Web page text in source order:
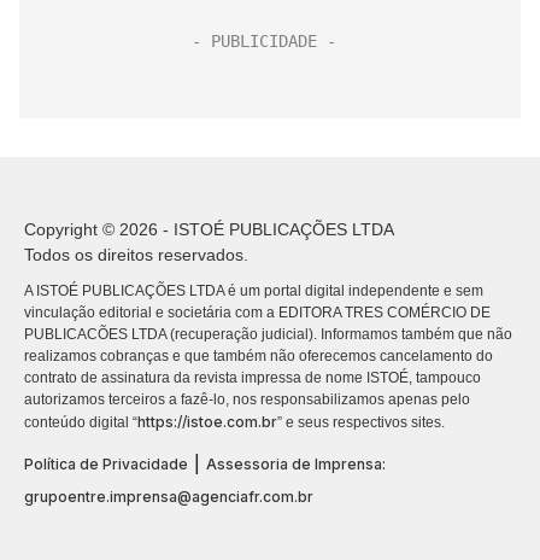
Copyright © 2026 - ISTOÉ PUBLICAÇÕES LTDA
Todos os direitos reservados.
A ISTOÉ PUBLICAÇÕES LTDA é um portal digital independente e sem
vinculação editorial e societária com a EDITORA TRES COMÉRCIO DE
PUBLICACÕES LTDA (recuperação judicial). Informamos também que não
realizamos cobranças e que também não oferecemos cancelamento do
contrato de assinatura da revista impressa de nome ISTOÉ, tampouco
autorizamos terceiros a fazê-lo, nos responsabilizamos apenas pelo
conteúdo digital “https://istoe.com.br” e seus respectivos sites.
Política de Privacidade
Assessoria de Imprensa:
grupoentre.imprensa@agenciafr.com.br